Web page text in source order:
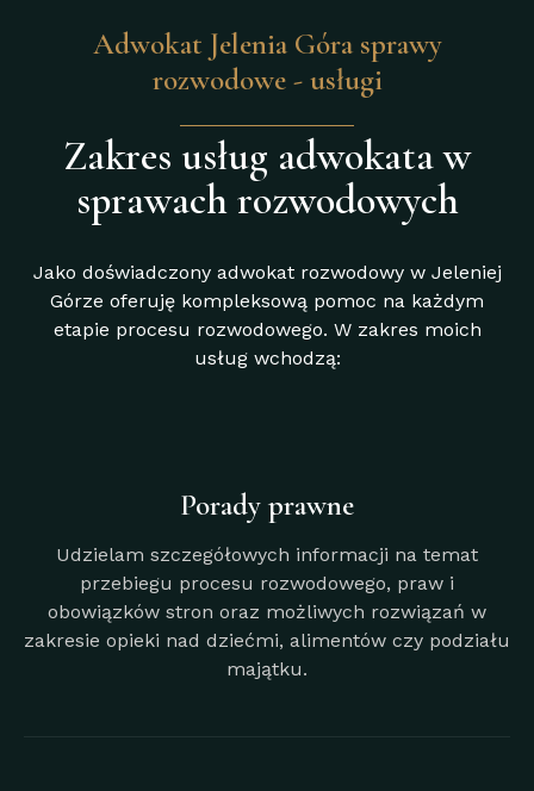
Adwokat Jelenia Góra sprawy
rozwodowe - usługi
Zakres usług adwokata w
sprawach rozwodowych
Jako doświadczony adwokat rozwodowy w Jeleniej
Górze oferuję kompleksową pomoc na każdym
etapie procesu rozwodowego. W zakres moich
usług wchodzą:
Porady prawne
Udzielam szczegółowych informacji na temat
przebiegu procesu rozwodowego, praw i
obowiązków stron oraz możliwych rozwiązań w
zakresie opieki nad dziećmi, alimentów czy podziału
majątku.